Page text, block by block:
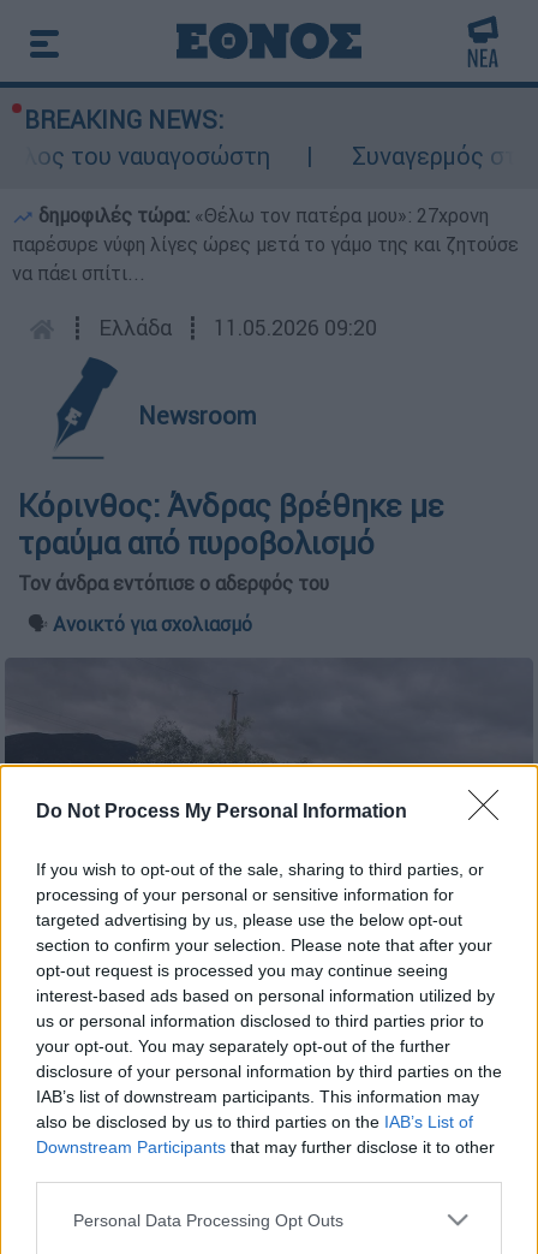
Do Not Process My Personal Information
If you wish to opt-out of the sale, sharing to third parties, or
processing of your personal or sensitive information for
targeted advertising by us, please use the below opt-out
section to confirm your selection. Please note that after your
opt-out request is processed you may continue seeing
interest-based ads based on personal information utilized by
us or personal information disclosed to third parties prior to
your opt-out. You may separately opt-out of the further
disclosure of your personal information by third parties on the
IAB’s list of downstream participants. This information may
also be disclosed by us to third parties on the IAB’s List of
Downstream Participants that may further disclose it to other
Please note that this website/app uses one or more Google
Personal Data Processing Opt Outs
BREAKING NEWS:
του ναυαγοσώστη
Συναγερμός
δημοφιλές τώρα: «Θέλω τον πατέρα μου»: 27χρονη
παρέσυρε νύφη λίγες ώρες μετά το γάμο της και ζητούσε
να πάει σπίτι...
┋ Ελλάδα ┋ 11.05.2026 09:20
Newsroom
Κόρινθος: Άνδρας βρέθηκε με
τραύμα από πυροβολισμό
Τον άνδρα εντόπισε ο αδερφός του
🗣️ Ανοικτό για σχολιασμό
Φωτογραφία αρχείου (EUROKINISSI/ΒΑΣΙΛΗΣ ΠΑΠΑΔΟΠΟΥΛΟΣ)
Προσθέστε το ΕΘΝΟΣ στη Google
Συναγερμόςστις αστυνομικές Αρχές της
Κορίνθου, καθώςάνδρας εντοπίστηκε με
τραύμα από όπλο.